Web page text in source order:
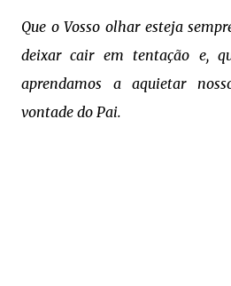
Que o Vosso olhar esteja
deixar cair em tentação e,
aprendamos a aquietar
vontade do Pai.